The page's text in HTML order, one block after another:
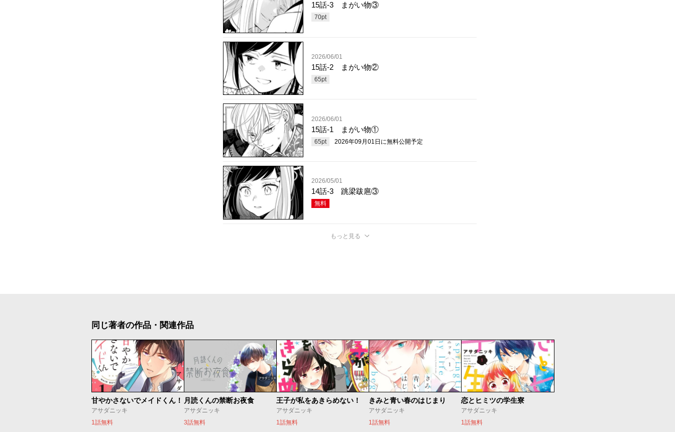
15話-3 まがい物③
70pt
2026/06/01
15話-2 まがい物②
65pt
2026/06/01
15話-1 まがい物①
65pt 2026年09月01日 に無料公開予定
2026/05/01
14話-3 跳梁跋扈③
無料
もっと見る
同じ著者の作品・関連作品
甘やかさないでメイドくん！
アサダニッキ
1話無料
月読くんの禁断お夜食
アサダニッキ
3話無料
王子が私をあきらめない！
アサダニッキ
1話無料
きみと青い春のはじまり
アサダニッキ
1話無料
恋とヒミツの学生寮
アサダニッキ
1話無料